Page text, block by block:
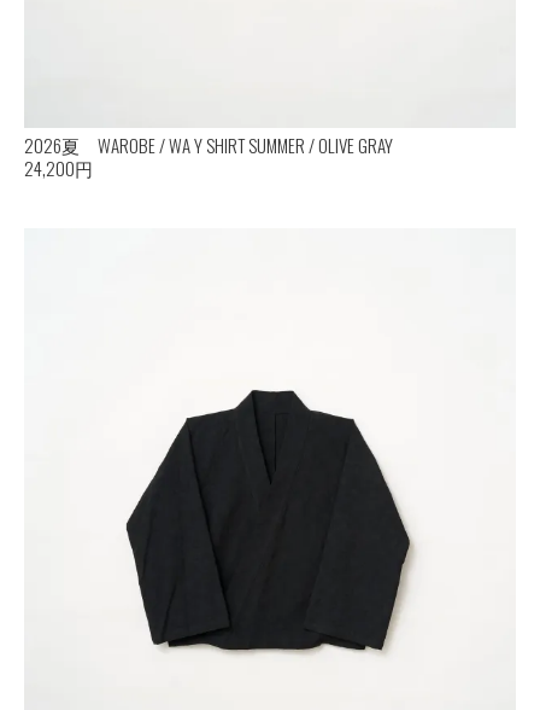
2026夏 WAROBE / WA Y SHIRT SUMMER / OLIVE GRAY
24,200円